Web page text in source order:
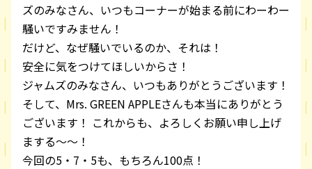
ズのみなさん、いつもコーナーが始まる前にわーわー
騒いですみません！
だけど、なぜ騒いでいるのか、それは！
安全に気をつけてほしいからさ！
ジャムズのみなさん、いつもありがとうございます！
そして、Mrs. GREEN APPLEさんも本当にありがとう
ございます！ これからも、よろしくお願い申し上げ
まする～～！
今回の5・7・5も、もちろん100点！